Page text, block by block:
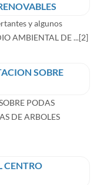
y algunos
AMBIENTAL DE ...[2]
SOBRE
PODAS
DE ARBOLES
CENTRO